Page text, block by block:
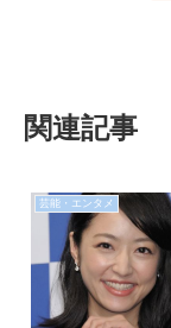
関連記事
芸能・エンタメ